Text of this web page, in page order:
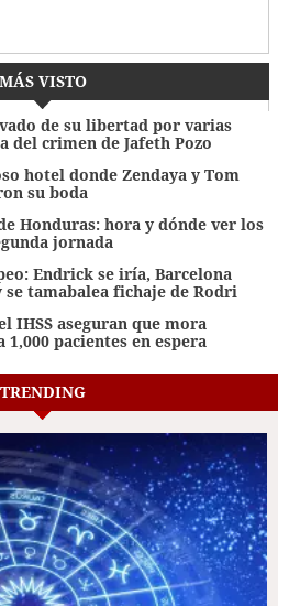
MÁS VISTO
de su libertad por varias
del crimen de Jafeth Pozo
hotel donde Zendaya y Tom
su boda
Honduras: hora y dónde ver los
jornada
Endrick se iría, Barcelona
se tamabalea fichaje de Rodri
IHSS aseguran que mora
pacientes en espera
TRENDING